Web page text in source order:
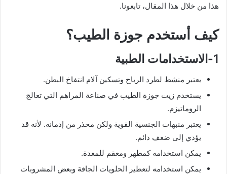
هذا من خلال هذا المقال، تابعونا.
كيف أستخدم جوزة الطيب؟
1-الاستخدامات الطبية
يعتبر منشط لطرد الرياح وتسكين آلام انتفاخ البطن.
يستخدم زيت جوزة الطيب في صناعة المراهم التي تعالج
الروماتيزم.
يعتبر منبهات الجنسية القوية ولكن محذر من إدمانه. لأنه قد
يؤدي إلى ضعف دائم.
يمكن استخدامه كمطهر ومعقم للمعدة.
يمكن استخدامه لتعطير الحلويات الجافة وبعض المشروبات